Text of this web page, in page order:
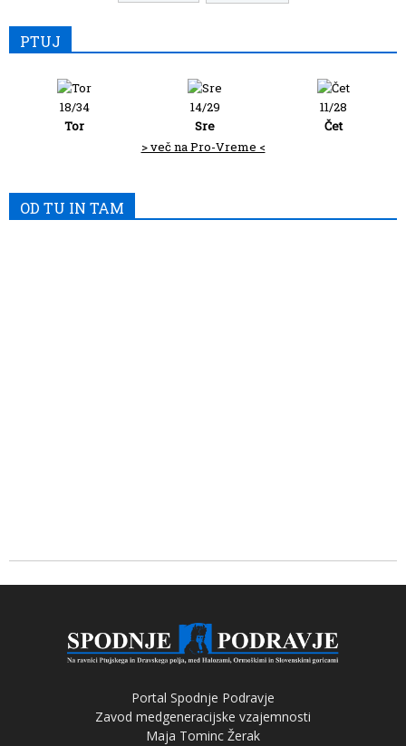
PTUJ
18/34
Tor
14/29
Sre
11/28
Čet
> več na Pro-Vreme <
OD TU IN TAM
Portal Spodnje Podravje
Zavod medgeneracijske vzajemnosti
Maja Tominc Žerak